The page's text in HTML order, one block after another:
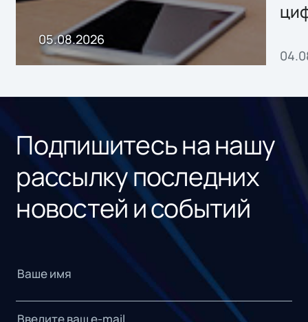
05.08.2026
Подпишитесь на нашу
рассылку последних
новостей и событий